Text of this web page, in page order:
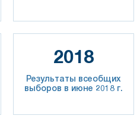
2018
Результаты всеобщих
выборов в июне 2018 г.